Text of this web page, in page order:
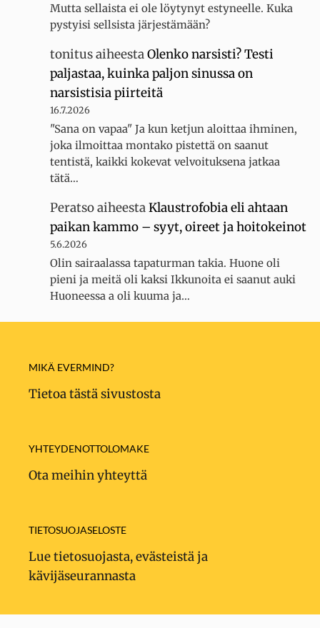
Mutta sellaista ei ole löytynyt estyneelle. Kuka
pystyisi sellsista järjestämään?
tonitusaiheestaOlenko narsisti? Testi
paljastaa, kuinka paljon sinussa on
narsistisia piirteitä
16.7.2026
"Sana on vapaa" Ja kun ketjun aloittaa ihminen,
joka ilmoittaa montako pistettä on saanut
tentistä, kaikki kokevat velvoituksena jatkaa
tätä…
PeratsoaiheestaKlaustrofobia eli ahtaan
paikan kammo – syyt, oireet ja hoitokeinot
5.6.2026
Olin sairaalassa tapaturman takia. Huone oli
pieni ja meitä oli kaksi Ikkunoita ei saanut auki
Huoneessa a oli kuuma ja…
MIKÄ EVERMIND?
Tietoa tästä sivustosta
YHTEYDENOTTOLOMAKE
Ota meihin yhteyttä
TIETOSUOJASELOSTE
Lue tietosuojasta, evästeistä ja
kävijäseurannasta